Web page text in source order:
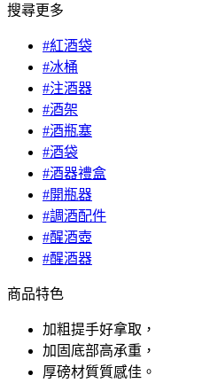
搜尋更多
#紅酒袋
#冰桶
#注酒器
#酒架
#酒瓶塞
#酒袋
#酒器禮盒
#開瓶器
#調酒配件
#醒酒壺
#醒酒器
商品特色
加粗提手好拿取，
加固底部高承重，
厚磅材質質感佳。